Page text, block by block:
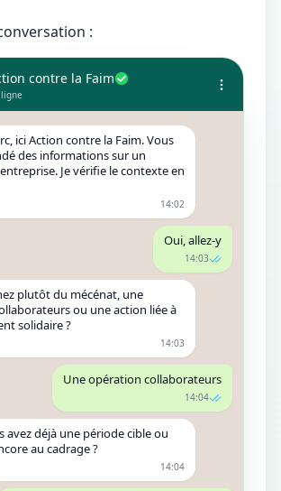
:
contre la Faim
ici Action contre la Faim. Vous
des informations sur un
Je vérifie le contexte en
14:02
Oui, allez-y
14:03
plutôt du mécénat, une
ou une action liée à
solidaire ?
14:03
Une opération collaborateurs
14:04
avez déjà une période cible ou
au cadrage ?
14:04